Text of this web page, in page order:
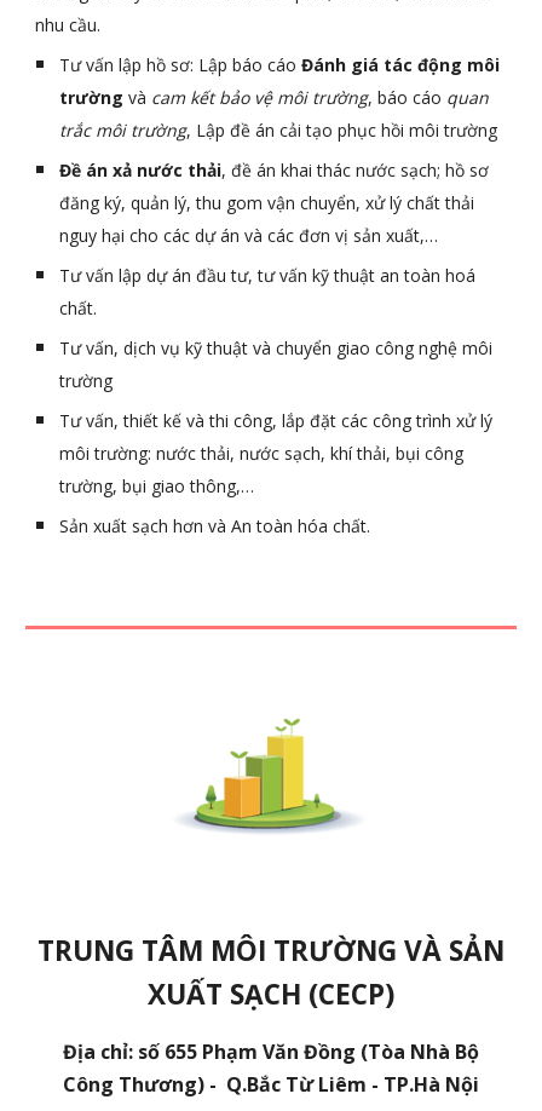
nhu cầu.
Tư vấn lập hồ sơ: Lập báo cáo Đánh giá tác động môi
trường và cam kết bảo vệ môi trường, báo cáo quan
trắc môi trường, Lập đề án cải tạo phục hồi môi trường
Đề án xả nước thải, đề án khai thác nước sạch; hồ sơ
đăng ký, quản lý, thu gom vận chuyển, xử lý chất thải
nguy hại cho các dự án và các đơn vị sản xuất,…
Tư vấn lập dự án đầu tư, tư vấn kỹ thuật an toàn hoá
chất.
Tư vấn, dịch vụ kỹ thuật và chuyển giao công nghệ môi
trường
Tư vấn, thiết kế và thi công, lắp đặt các công trình xử lý
môi trường: nước thải, nước sạch, khí thải, bụi công
trường, bụi giao thông,…
Sản xuất sạch hơn và An toàn hóa chất.
TRUNG TÂM MÔI TRƯỜNG VÀ SẢN
XUẤT SẠCH (CECP)
Địa chỉ: số 655 Phạm Văn Đồng (Tòa Nhà Bộ
Công Thương) - Q.Bắc Từ Liêm - TP.Hà Nội